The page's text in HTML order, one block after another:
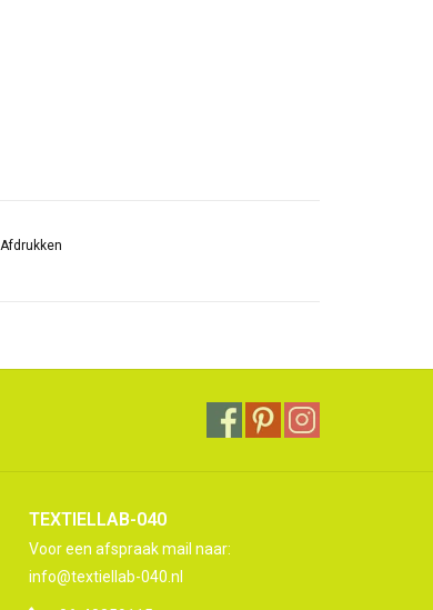
Afdrukken
TEXTIELLAB-040
Voor een afspraak mail naar:
info@textiellab-040.nl